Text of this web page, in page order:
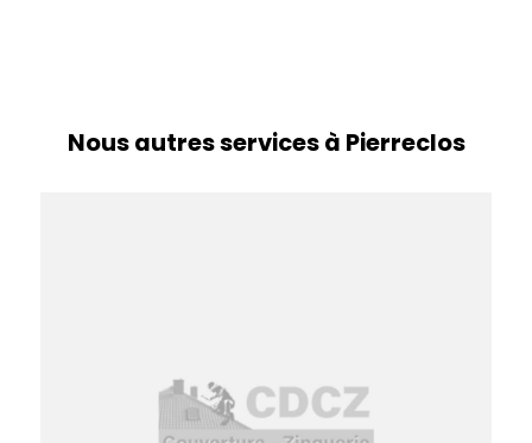
Nous autres services à Pierreclos